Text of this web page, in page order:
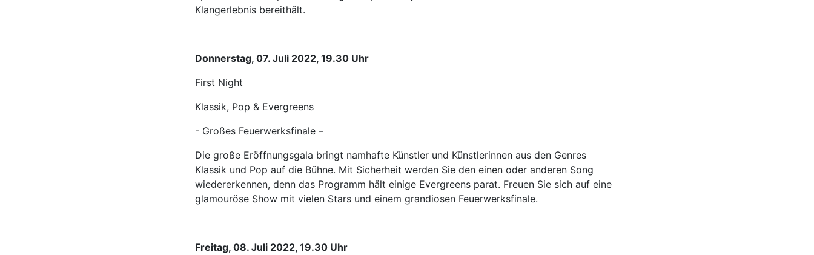
Klangerlebnis bereithält.
Donnerstag, 07. Juli 2022, 19.30 Uhr
First Night
Klassik, Pop & Evergreens
- Großes Feuerwerksfinale –
Die große Eröffnungsgala bringt namhafte Künstler und Künstlerinnen aus den Genres
Klassik und Pop auf die Bühne. Mit Sicherheit werden Sie den einen oder anderen Song
wiedererkennen, denn das Programm hält einige Evergreens parat. Freuen Sie sich auf eine
glamouröse Show mit vielen Stars und einem grandiosen Feuerwerksfinale.
Freitag, 08. Juli 2022, 19.30 Uhr